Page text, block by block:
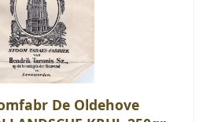
De Oldehove